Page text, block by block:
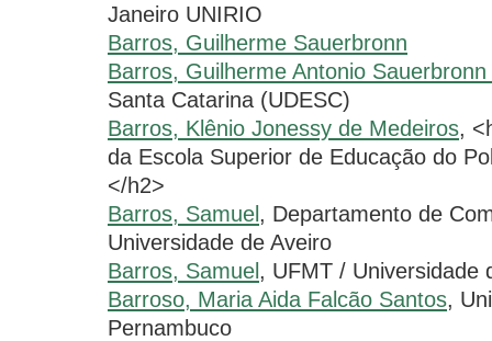
Janeiro UNIRIO
Barros, Guilherme Sauerbronn
Barros, Guilherme Antonio Sauerbronn
Santa Catarina (UDESC)
Barros, Klênio Jonessy de Medeiros,
da Escola Superior de Educação do
</h2>
Barros, Samuel, Departamento de
Universidade de Aveiro
Barros, Samuel, UFMT / Universidade
Barroso, Maria Aida Falcão Santos,
Pernambuco